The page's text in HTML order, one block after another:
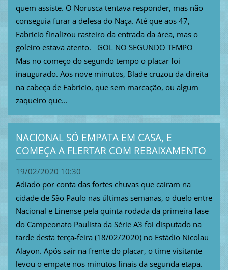
quem assiste. O Norusca tentava responder, mas não
conseguia furar a defesa do Naça. Até que aos 47,
Fabrício finalizou rasteiro da entrada da área, mas o
goleiro estava atento. GOL NO SEGUNDO TEMPO
Mas no começo do segundo tempo o placar foi
inaugurado. Aos nove minutos, Blade cruzou da direita
na cabeça de Fabrício, que sem marcação, ou algum
zaqueiro que...
NACIONAL SÓ EMPATA EM CASA, E
COMEÇA A FLERTAR COM REBAIXAMENTO
19/02/2020 10:30
Adiado por conta das fortes chuvas que caíram na
cidade de São Paulo nas últimas semanas, o duelo entre
Nacional e Linense pela quinta rodada da primeira fase
do Campeonato Paulista da Série A3 foi disputado na
tarde desta terça-feira (18/02/2020) no Estádio Nicolau
Alayon. Após sair na frente do placar, o time visitante
levou o empate nos minutos finais da segunda etapa.